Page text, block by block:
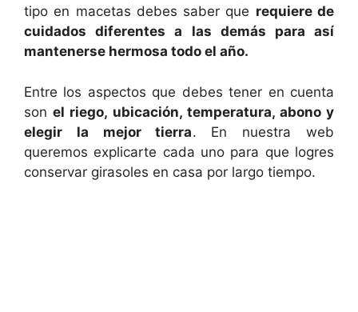
tipo en macetas debes saber que requiere de
cuidados diferentes a las demás para así
mantenerse hermosa todo el año.
Entre los aspectos que debes tener en cuenta
sonel riego, ubicación, temperatura, abono y
elegir la mejor tierra. En nuestra web
queremos explicarte cada uno para que logres
conservar girasoles en casa por largo tiempo.